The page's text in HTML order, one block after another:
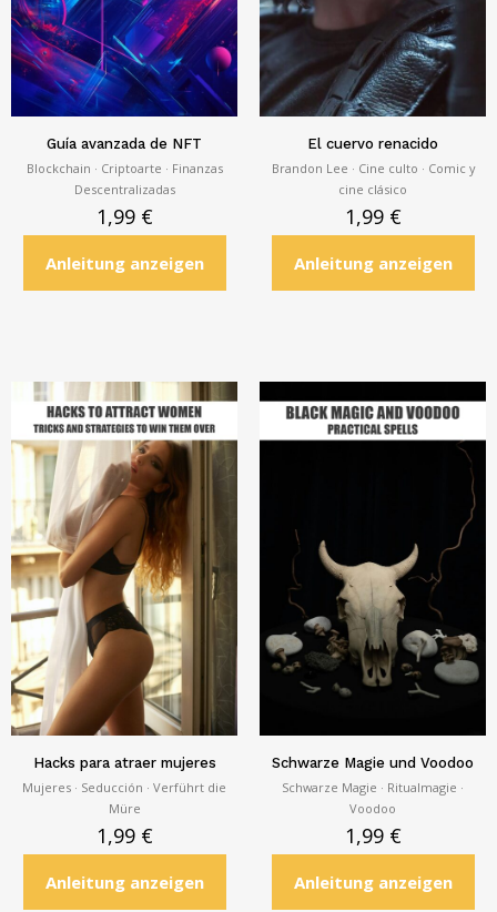
Guía avanzada de NFT
Blockchain · Criptoarte · Finanzas
Descentralizadas
1,99 €
Anleitung anzeigen
El cuervo renacido
Brandon Lee · Cine culto · Comic y
cine clásico
1,99 €
Anleitung anzeigen
Hacks para atraer mujeres
Mujeres · Seducción · Verführt die
Müre
1,99 €
Anleitung anzeigen
Schwarze Magie und Voodoo
Schwarze Magie · Ritualmagie ·
Voodoo
1,99 €
Anleitung anzeigen